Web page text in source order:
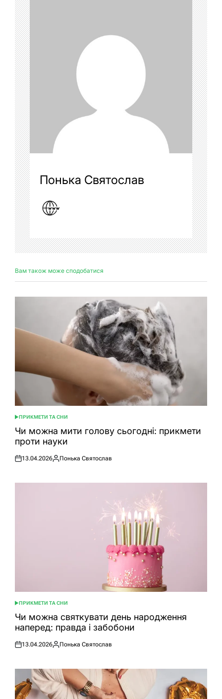
Понька Святослав
Вам також може сподобатися
ОПУБЛІКУВАТИ
У
ПРИКМЕТИ ТА СНИ
Чи можна мити голову сьогодні: прикмети
проти науки
Оприлюднено
13.04.2026
Опубліковано
Понька Святослав
ОПУБЛІКУВАТИ
У
ПРИКМЕТИ ТА СНИ
Чи можна святкувати день народження
наперед: правда і забобони
Оприлюднено
13.04.2026
Опубліковано
Понька Святослав